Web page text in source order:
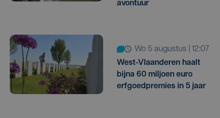
avontuur
wo 5 augustus | 12:07
West-Vlaanderen haalt
bijna 60 miljoen euro
erfgoedpremies in 5 jaar